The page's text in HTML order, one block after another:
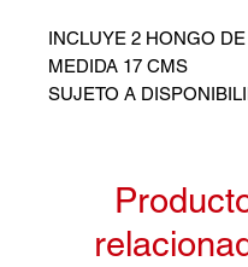
INCLUYE 2 HONGO
MEDIDA 17 CMS
SUJETO A